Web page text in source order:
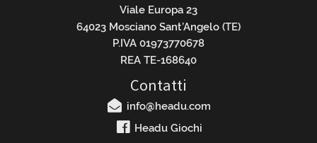
Viale Europa 23
64023 Mosciano Sant’Angelo (TE)
P.IVA 01973770678
REA TE-168640
Contatti
info@headu.com
Headu Giochi